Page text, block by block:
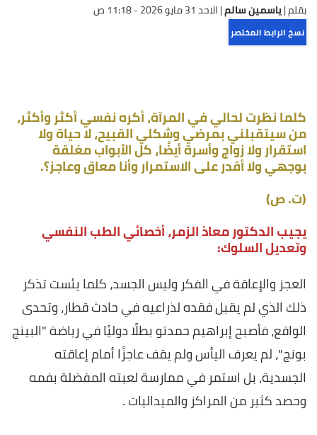
بقلم |ياسمين سالم|الاحد 31 مايو 2026 - 11:18 ص
نسخ الرابط المختصر
كلما نظرت لحالي في المرآة، أكره نفسي أكثر وأكثر،
من سيتقبلني بمرضي وشكلي القبيح، لا حياة ولا
استقرار ولا زواج وأسرة أيضًا، كل الأبواب مغلقة
بوجهي ولا أقدر على الاستمرار وأنا معاق وعاجز؟.
(ت. ص)
يجيب الدكتور معاذ الزمر، أخصائي الطب النفسي
وتعديل السلوك:
العجز والإعاقة في الفكر وليس الجسد، كلما يئست تذكر
ذلك الذي لم يقبل فقده لذراعيه في حادث قطار، وتحدى
الواقع، فأصبح إبراهيم حمدتو بطلًا دوليًا في رياضة "البينج
بونج"، لم يعرف اليأس ولم يقف عاجزًا أمام إعاقته
الجسدية، بل استمر في ممارسة لعبته المفضلة بفمه
وحصد كثير من المراكز والميداليات .